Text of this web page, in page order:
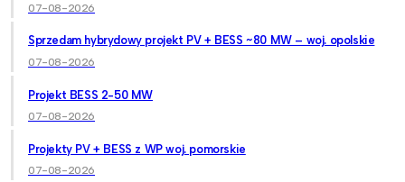
07-08-2026
Sprzedam hybrydowy projekt PV + BESS ~80 MW – woj. opolskie
07-08-2026
Projekt BESS 2-50 MW
07-08-2026
Projekty PV + BESS z WP woj. pomorskie
07-08-2026